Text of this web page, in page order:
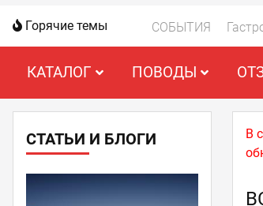
Горячие темы СОБЫТИЯ
КАТАЛОГ ПОВОДЫ
СТАТЬИ И БЛОГИ
В